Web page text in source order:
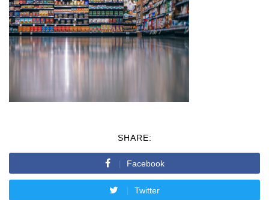
SHARE:
Facebook
Twitter